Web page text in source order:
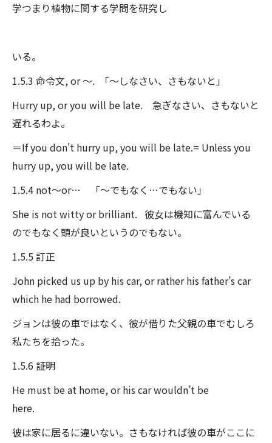
学つまり植物に関する学問を研究し
いる。
1.5.3 命令文, or ～. 「～しなさい、さもないと」
Hurry up, or you will be late. 急ぎなさい、さもないと
遅れるわよ。
＝If you don't hurry up, you will be late.= Unless you
hurry up, you will be late.
1.5.4 not～or… 「～でもなく…でもない」
She is not witty or brilliant. 彼女は機知に富んでいる
のでもなく頭が良いというのでもない。
1.5.5 訂正
John picked us up by his car, or rather his father’s car
which he had borrowed.
ジョンは彼の車ではなく、彼が借りた父親の車でむしろ
私たちを拾った。
1.5.6 証明
He must be at home, or his car wouldn’t be
here.
彼は家に居るに違いない。さもなければ彼の車がここに